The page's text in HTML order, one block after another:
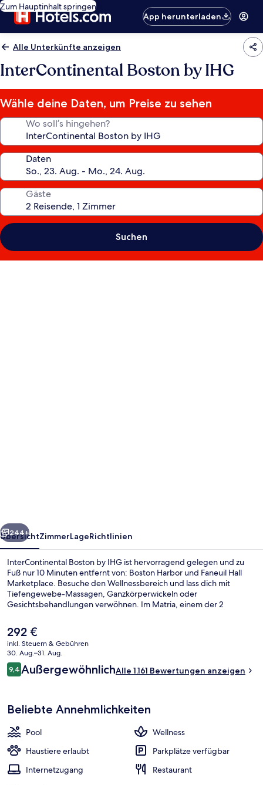
Zum Hauptinhalt springen
App herunterladen
Alle Unterkünfte anzeigen
InterContinental Boston by IHG
Wähle deine Daten, um Preise zu sehen
Wo soll’s hingehen?
Daten
Gäste
Suchen
Weiter
244+
ÜbersichtZimmerLageRichtlinien
InterContinental Boston by IHG ist hervorragend gelegen und zu
Fuß nur 10 Minuten entfernt von: Boston Harbor und Faneuil Hall
Marketplace. Besuche den Wellnessbereich und lass dich mit
Tiefengewebe-Massagen, Ganzkörperwickeln oder
Gesichtsbehandlungen verwöhnen. Im Matria, einem der 2
weitere Highlights bietet dieses Hotel im luxuriösen Stil einen
Innenpool, eine Loungebar und einen rund um die Uhr geöffneten
Fitnessbereich. Andere Reisende lieben das hilfsbereite Personal
und die Lage. Die öffentlichen Verkehrsmittel sind nur einen kurzen
Fußmarsch entfernt: Zur Aquarium sind es 8 Minuten und zur U-
Bahn-Station State Street 10 Minuten.
Der
aktuelle
Preis
beträgt
292 €.
292 €
inkl. Steuern & Gebühren
30. Aug.–31. Aug.
Bewertungen
9,49,4 von 10.
AußergewöhnlichAlle 1.161 Bewertungen anzeigen
Beliebte Annehmlichkeiten
Pool
Wellness
Haustiere erlaubt
Parkplätze verfügbar
Internetzugang
Restaurant